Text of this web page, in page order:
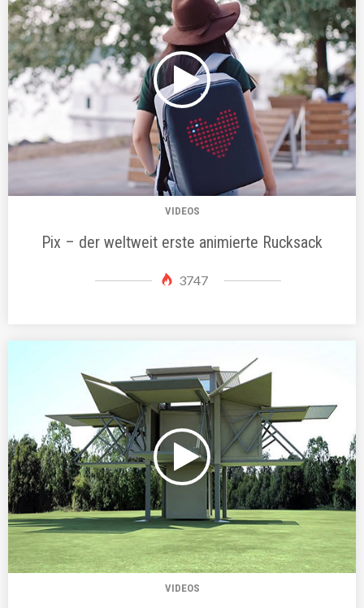
VIDEOS
Pix – der weltweit erste animierte Rucksack
3747
VIDEOS